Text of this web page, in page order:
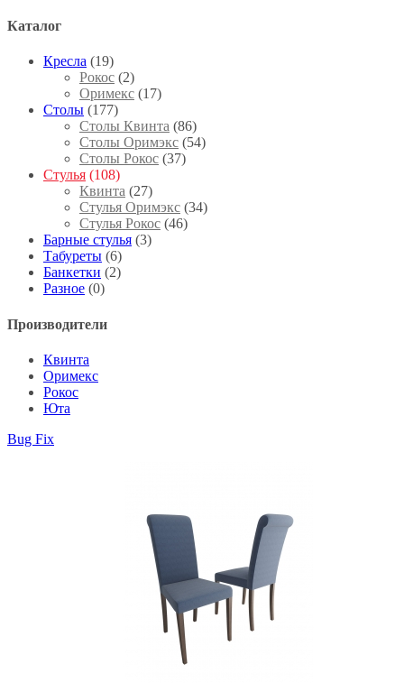
Каталог
Кресла (19)
Рокос (2)
Оримекс (17)
Столы (177)
Столы Квинта (86)
Столы Оримэкс (54)
Столы Рокос (37)
Стулья (108)
Квинта (27)
Стулья Оримэкс (34)
Стулья Рокос (46)
Барные стулья (3)
Табуреты (6)
Банкетки (2)
Разное (0)
Производители
Квинта
Оримекс
Рокос
Юта
Bug Fix